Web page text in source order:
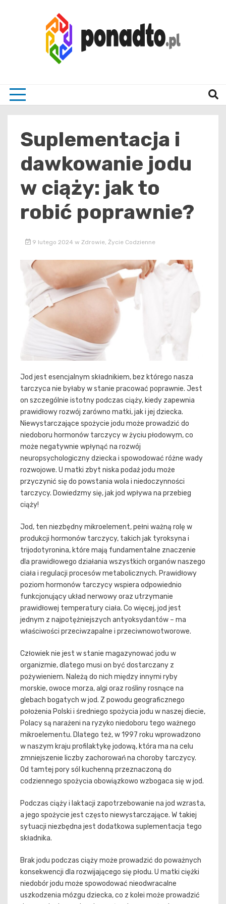
Suplementacja i
dawkowanie jodu
w ciąży: jak to
robić poprawnie?
9 lutego 2024 w Zdrowie, Życie Codzienne
Jod jest esencjalnym składnikiem, bez którego nasza
tarczyca nie byłaby w stanie pracować poprawnie. Jest
on szczególnie istotny podczas ciąży, kiedy zapewnia
prawidłowy rozwój zarówno matki, jak i jej dziecka.
Niewystarczające spożycie jodu może prowadzić do
niedoboru hormonów tarczycy w życiu płodowym, co
może negatywnie wpłynąć na rozwój
neuropsychologiczny dziecka i spowodować różne wady
rozwojowe. U matki zbyt niska podaż jodu może
przyczynić się do powstania wola i niedoczynności
tarczycy. Dowiedzmy się, jak jod wpływa na przebieg
ciąży!
Jod, ten niezbędny mikroelement, pełni ważną rolę w
produkcji hormonów tarczycy, takich jak tyroksyna i
trijodotyronina, które mają fundamentalne znaczenie
dla prawidłowego działania wszystkich organów naszego
ciała i regulacji procesów metabolicznych. Prawidłowy
poziom hormonów tarczycy wspiera odpowiednio
funkcjonujący układ nerwowy oraz utrzymanie
prawidłowej temperatury ciała. Co więcej, jod jest
jednym z najpotężniejszych antyoksydantów – ma
właściwości przeciwzapalne i przeciwnowotworowe.
Człowiek nie jest w stanie magazynować jodu w
organizmie, dlatego musi on być dostarczany z
pożywieniem. Należą do nich między innymi ryby
morskie, owoce morza, algi oraz rośliny rosnące na
glebach bogatych w jod. Z powodu geograficznego
położenia Polski i średniego spożycia jodu w naszej diecie,
Polacy są narażeni na ryzyko niedoboru tego ważnego
mikroelementu. Dlatego też, w 1997 roku wprowadzono
w naszym kraju profilaktykę jodową, która ma na celu
zmniejszenie liczby zachorowań na choroby tarczycy.
Od tamtej pory sól kuchenną przeznaczoną do
codziennego spożycia obowiązkowo wzbogaca się w jod.
Podczas ciąży i laktacji zapotrzebowanie na jod wzrasta,
a jego spożycie jest często niewystarczające. W takiej
sytuacji niezbędna jest dodatkowa suplementacja tego
składnika.
Brak jodu podczas ciąży może prowadzić do poważnych
konsekwencji dla rozwijającego się płodu. U matki ciężki
niedobór jodu może spowodować nieodwracalne
uszkodzenia mózgu dziecka, co z kolei może prowadzić